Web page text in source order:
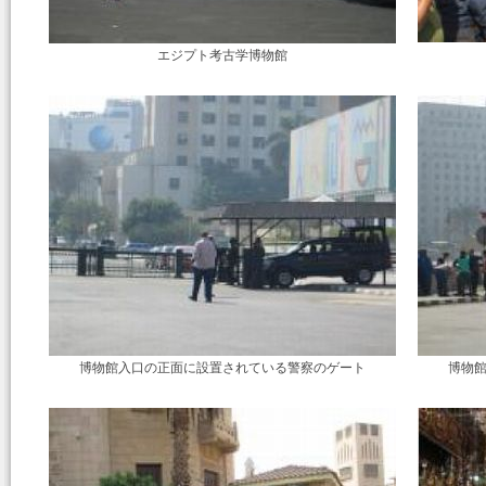
エジプト考古学博物館
博物館入口の正面に設置されている警察のゲート 博物